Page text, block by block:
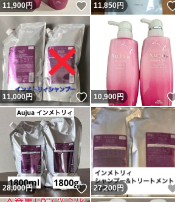
11,900円 いいね！
11,850円
11,000円 いいね！
10,900円
28,000円 いいね！
27,200円